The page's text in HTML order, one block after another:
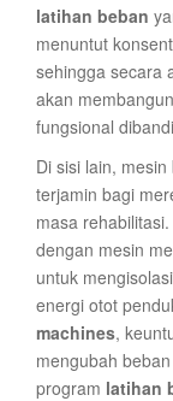
latihan beban
menuntut
sehingga secara
akan
fungsional
Di sisi lain,
terjamin bagi
masa
dengan mesin
untuk
energi otot
machines,
mengubah
program latihan